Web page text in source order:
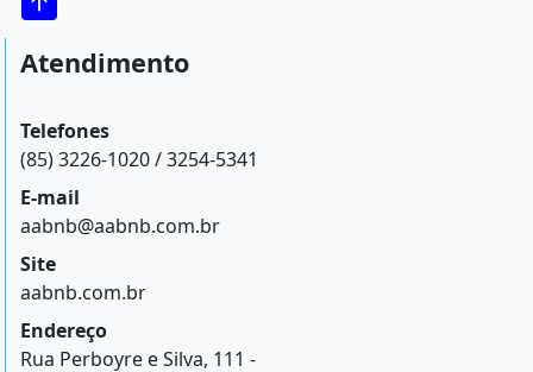
Atendimento
Telefones
(85) 3226-1020 / 3254-5341
E-mail
aabnb@aabnb.com.br
Site
aabnb.com.br
Endereço
Rua Perboyre e Silva, 111 -